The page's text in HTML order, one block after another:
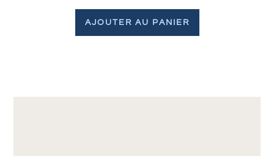
AJOUTER AU PANIER